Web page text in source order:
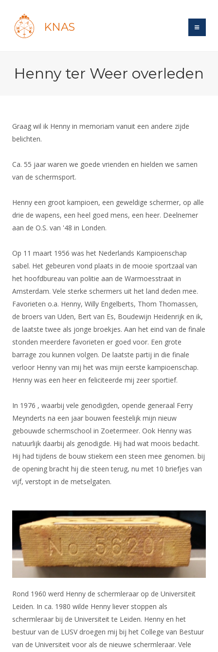
KNAS
Login
Polls
Maandelijks archief
Website
Handleiding
Historie
Bond
Lidmaatschap
Reglementen
Sponsors en Partners
Organisatie
Commissies
Ereleden
Vacatures
Bondsbureau
Contact
Medewerkers
Alle Verenigingen
Nieuws
Verenigingsondersteuning
Oprichting Vereniging
Overschrijven leden
Introductie
Veteranen
Wedstrijdsport
Ranglijsten
Inschrijven
Reglementen
Schermpaspoort
Rolstoelschermen
Wedstrijdkalender
KNAS Keurmerk
NK's
JEC
Veteranenwedstrijden
Wedstrijdorganisatie
Nieuws
Scheidsrechterslijst
Import inschrijvingen uit Nahouw
Verwerk wedstrijduitslagen
NK organiseren
Geschiedenis van het schermen
Wat is topsport
NK's
Oranje
DBT
SBT
Talentontwikkeling
Atletencommissie
Internationale Titeltoernooien
Internationale aanmeldingen
Informatie
Voor de jeugd
Spreekbeurtpakket
Ouders en vereniging
Jeugdkampen
Voor coaches en leraren
Nieuws
Nationale opleidingen
Internationale opleidingen
Opleidingen
Voor scheidsrechters
Scheidsrechterslijst
Scheidsrechter Documentatie
Opleidingen
Tuchtzaken
Archief
Bibliotheek
ALV
Touché
Forums
Schermforum
Contact
NK organiseren
Henny ter Weer overleden
Graag wil ik Henny in memoriam vanuit een andere zijde
belichten.
Ca. 55 jaar waren we goede vrienden en hielden we samen
van de schermsport.
Henny een groot kampioen, een geweldige schermer, op alle
drie de wapens, een heel goed mens, een heer. Deelnemer
aan de O.S. van '48 in Londen.
Op 11 maart 1956 was het Nederlands Kampioenschap
sabel. Het gebeuren vond plaats in de mooie sportzaal van
het hoofdbureau van politie aan de Warmoesstraat in
Amsterdam. Vele sterke schermers uit het land deden mee.
Favorieten o.a. Henny, Willy Engelberts, Thom Thomassen,
de broers van Uden, Bert van Es, Boudewijn Heidenrijk en ik,
de laatste twee als jonge broekjes. Aan het eind van de finale
stonden meerdere favorieten er goed voor. Een grote
barrage zou kunnen volgen. De laatste partij in die finale
verloor Henny van mij het was mijn eerste kampioenschap.
Henny was een heer en feliciteerde mij zeer sportief.
In 1976 , waarbij vele genodigden, opende generaal Ferry
Meynderts na een jaar bouwen feestelijk mijn nieuw
gebouwde schermschool in Zoetermeer. Ook Henny was
natuurlijk daarbij als genodigde. Hij had wat moois bedacht.
Hij had tijdens de bouw stiekem een steen mee genomen. bij
de opening bracht hij die steen terug, nu met 10 briefjes van
vijf, verstopt in de metselgaten.
Rond 1960 werd Henny de schermleraar op de Universiteit
Leiden. In ca. 1980 wilde Henny liever stoppen als
schermleraar bij de Universiteit te Leiden. Henny en het
bestuur van de LUSV droegen mij bij het College van Bestuur
van de Universiteit voor als de nieuwe schermleraar. Vele